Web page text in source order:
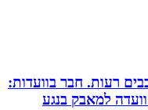
חבר בוועדות:
למאבק בנגע